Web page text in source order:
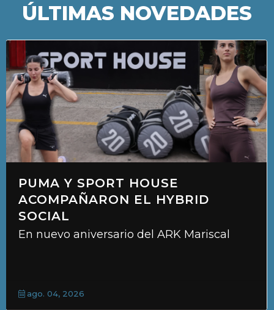
ÚLTIMAS NOVEDADES
PUMA Y SPORT HOUSE
ACOMPAÑARON EL HYBRID
SOCIAL
En nuevo aniversario del ARK Mariscal
ago. 04, 2026